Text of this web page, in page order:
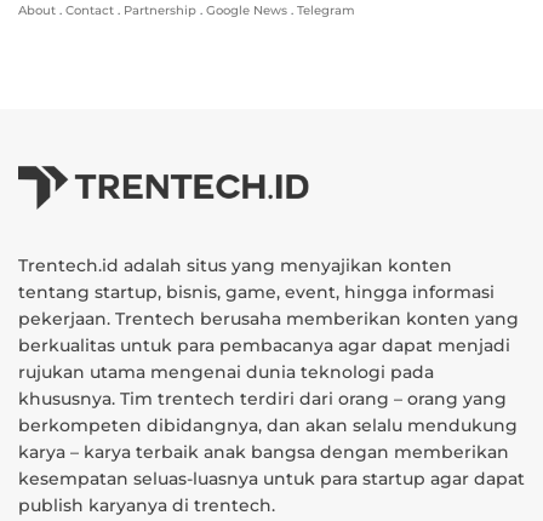
About . Contact . Partnership . Google News . Telegram
Trentech.id adalah situs yang menyajikan konten
tentang startup, bisnis, game, event, hingga informasi
pekerjaan. Trentech berusaha memberikan konten yang
berkualitas untuk para pembacanya agar dapat menjadi
rujukan utama mengenai dunia teknologi pada
khususnya. Tim trentech terdiri dari orang – orang yang
berkompeten dibidangnya, dan akan selalu mendukung
karya – karya terbaik anak bangsa dengan memberikan
kesempatan seluas-luasnya untuk para startup agar dapat
publish karyanya di trentech.